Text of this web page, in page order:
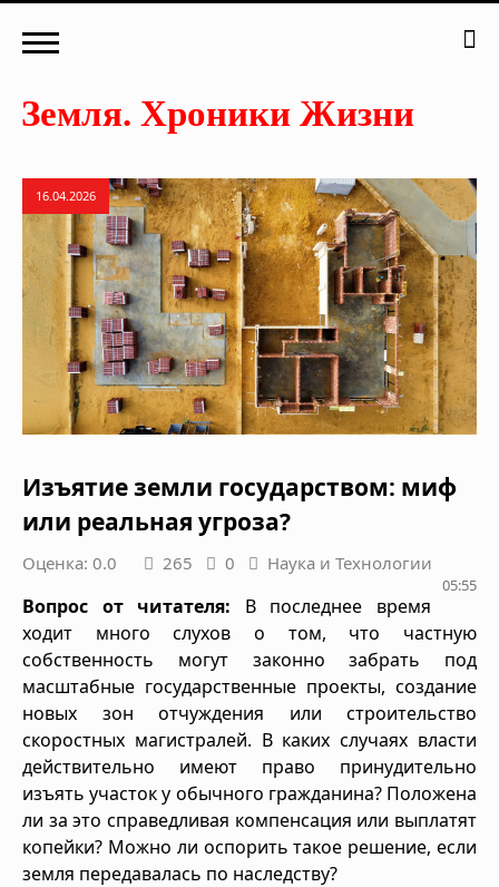
16.04.2026
Изъятие земли государством: миф
или реальная угроза?
Оценка: 0.0 265 0 Наука и Технологии
05:55
Вопрос от читателя: В последнее время
ходит много слухов о том, что частную
собственность могут законно забрать под
масштабные государственные проекты, создание
новых зон отчуждения или строительство
скоростных магистралей. В каких случаях власти
действительно имеют право принудительно
изъять участок у обычного гражданина? Положена
ли за это справедливая компенсация или выплатят
копейки? Можно ли оспорить такое решение, если
земля передавалась по наследству?